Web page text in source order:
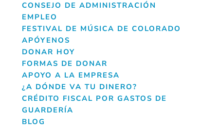
CONSEJO DE ADMINISTRACIÓN
EMPLEO
FESTIVAL DE MÚSICA DE COLORADO
APÓYENOS
DONAR HOY
FORMAS DE DONAR
APOYO A LA EMPRESA
¿A DÓNDE VA TU DINERO?
CRÉDITO FISCAL POR GASTOS DE
GUARDERÍA
BLOG